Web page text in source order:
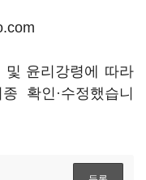
및 윤리강령에 따라
확인·수정했습니